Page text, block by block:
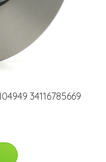
34116785669